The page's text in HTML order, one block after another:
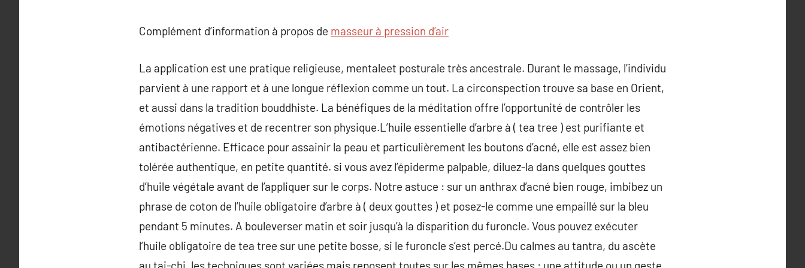
Complément d’information à propos de masseur à pression d’air
La application est une pratique religieuse, mentaleet posturale très ancestrale. Durant le massage, l’individu
parvient à une rapport et à une longue réflexion comme un tout. La circonspection trouve sa base en Orient,
et aussi dans la tradition bouddhiste. La bénéfiques de la méditation offre l’opportunité de contrôler les
émotions négatives et de recentrer son physique.L’huile essentielle d’arbre à ( tea tree ) est purifiante et
antibactérienne. Efficace pour assainir la peau et particulièrement les boutons d’acné, elle est assez bien
tolérée authentique, en petite quantité. si vous avez l’épiderme palpable, diluez-la dans quelques gouttes
d’huile végétale avant de l’appliquer sur le corps. Notre astuce : sur un anthrax d’acné bien rouge, imbibez un
phrase de coton de l’huile obligatoire d’arbre à ( deux gouttes ) et posez-le comme une empaillé sur la bleu
pendant 5 minutes. A bouleverser matin et soir jusqu’à la disparition du furoncle. Vous pouvez exécuter
l’huile obligatoire de tea tree sur une petite bosse, si le furoncle s’est percé.Du calmes au tantra, du ascète
au tai-chi, les techniques sont variées mais reposent toutes sur les mêmes bases : une attitude ou un geste